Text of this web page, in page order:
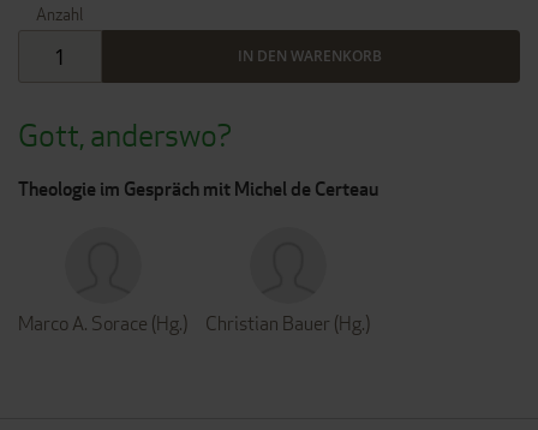
Gott, anderswo?
Theologie im Gespräch mit Michel de Certeau
Marco A. Sorace (Hg.) Christian Bauer (Hg.)
Anzahl
IN DEN WARENKORB